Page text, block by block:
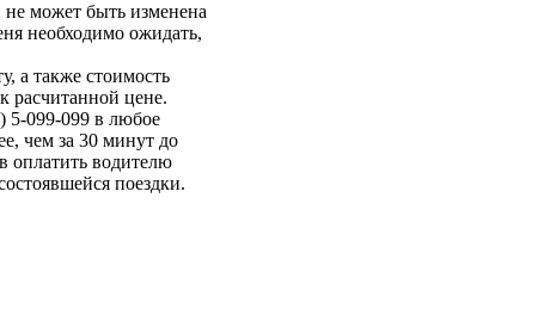
не может быть изменена
необходимо ожидать,
а также стоимость
расчитанной цене.
5-099-099 в любое
чем за 30 минут до
оплатить водителю
поездки.